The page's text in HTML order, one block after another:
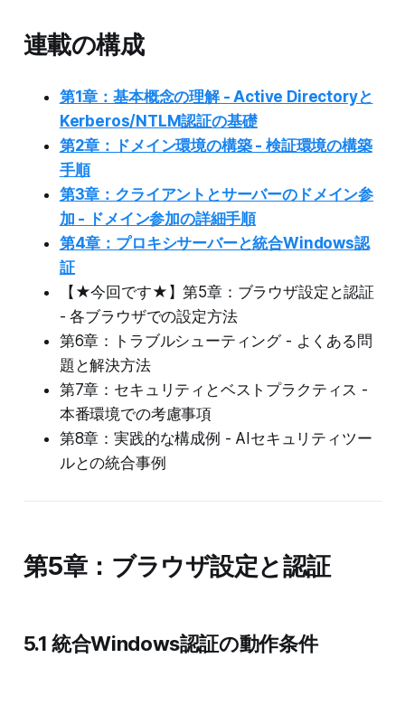
連載の構成
第1章：基本概念の理解 - Active Directoryと
Kerberos/NTLM認証の基礎
第2章：ドメイン環境の構築 - 検証環境の構築
手順
第3章：クライアントとサーバーのドメイン参
加 - ドメイン参加の詳細手順
第4章：プロキシサーバーと統合Windows認
証
【★今回です★】第5章：ブラウザ設定と認証
- 各ブラウザでの設定方法
第6章：トラブルシューティング - よくある問
題と解決方法
第7章：セキュリティとベストプラクティス -
本番環境での考慮事項
第8章：実践的な構成例 - AIセキュリティツー
ルとの統合事例
第5章：ブラウザ設定と認証
5.1 統合Windows認証の動作条件